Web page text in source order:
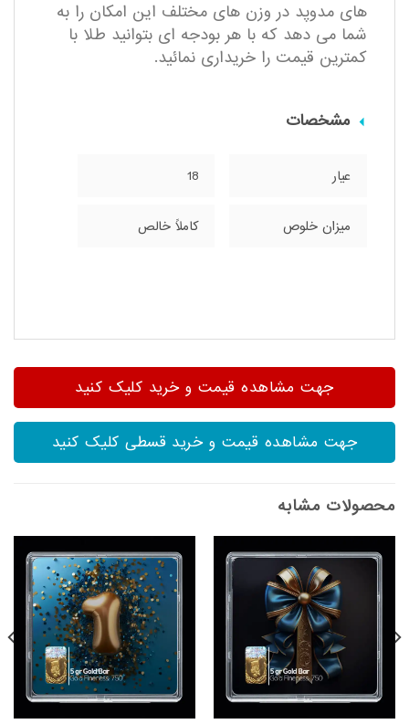
های مدوپد در وزن های مختلف این امکان را به
شما می دهد که با هر بودجه ای بتوانید طلا با
کمترین قیمت را خریداری نمائید.
مشخصات
عیار 18
میزان خلوص کاملاً خالص
جهت مشاهده قیمت و خرید کلیک کنید
جهت مشاهده قیمت و خرید قسطی کلیک کنید
محصولات مشابه